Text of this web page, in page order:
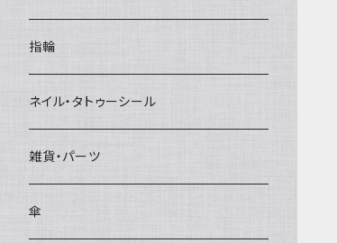
指輪
ネイル・タトゥーシール
雑貨・パーツ
傘